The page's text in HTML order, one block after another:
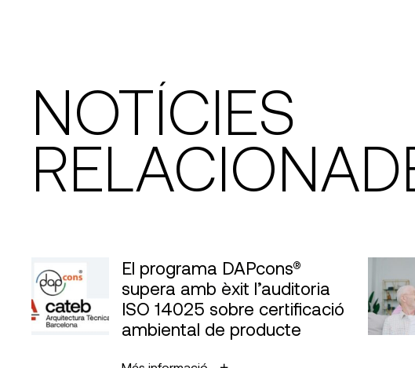
NOTÍCIES
El programa DAPcons®
supera amb èxit l’auditoria
ISO 14025 sobre certificació
ambiental de producte